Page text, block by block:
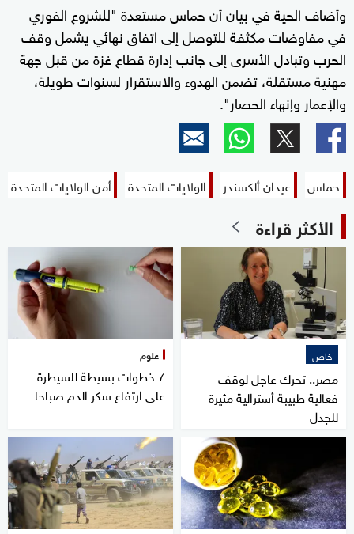
وأضاف الحية في بيان أن حماس مستعدة "للشروع الفوري
في مفاوضات مكثفة للتوصل إلى اتفاق نهائي يشمل وقف
الحرب وتبادل الأسرى إلى جانب إدارة قطاع غزة من قبل جهة
مهنية مستقلة، تضمن الهدوء والاستقرار لسنوات طويلة،
والإعمار وإنهاء الحصار".
حماس عيدان ألكسندر الولايات المتحدة أمن الولايات المتحدة
الأكثر قراءة
خاص
مصر.. تحرك عاجل لوقف
فعالية طبيبة أسترالية مثيرة
للجدل
علوم
7 خطوات بسيطة للسيطرة
على ارتفاع سكر الدم صباحا